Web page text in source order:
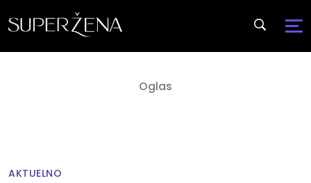
AKTUELNO